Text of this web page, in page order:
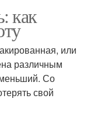
как
или
различным
Со
свой